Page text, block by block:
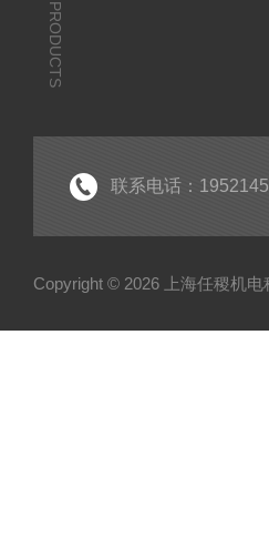
PRODUCTS
联系电话：
Copyright © 2026 上海任稷机